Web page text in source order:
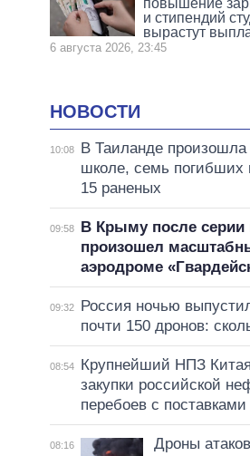
и стипендий
вырастут
6 августа 2026, 23:45
НОВОСТИ
10:08
В Таиланде произошла
школе, семь погибших
15 раненых
09:58
В Крыму после серии
произошел
аэродроме
09:32
Россия ночью
почти 150 дронов:
08:54
Крупнейший НПЗ
закупки российской
перебоев с
08:16
Дроны